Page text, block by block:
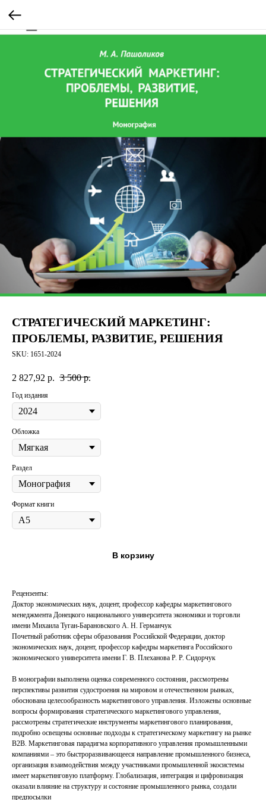
СТРАТЕГИЧЕСКИЙ МАРКЕТИНГ:
ПРОБЛЕМЫ, РАЗВИТИЕ, РЕШЕНИЯ
SKU: 1651-2024
2 827,92 р. 3 500 р.
Год издания
Обложка
Раздел
Формат книги
В корзину
Рецензенты:
Доктор экономических наук, доцент, профессор кафедры маркетингового
менеджмента Донецкого национального университета экономики и торговли
имени Михаила Туган-Барановского А. Н. Германчук
Почетный работник сферы образования Российской Федерации, доктор
экономических наук, доцент, профессор кафедры маркетинга Российского
экономического университета имени Г. В. Плеханова Р. Р. Сидорчук
В монографии выполнена оценка современного состояния, рассмотрены
перспективы развития судостроения на мировом и отечественном рынках,
обоснована целесообразность маркетингового управления. Изложены основные
вопросы формирования стратегического маркетингового управления,
рассмотрены стратегические инструменты маркетингового планирования,
подробно освещены основные подходы к стратегическому маркетингу на рынке
В2В. Маркетинговая парадигма корпоративного управления промышленными
компаниями – это быстроразвивающееся направление промышленного бизнеса,
организация взаимодействия между участниками промышленной экосистемы
имеет маркетинговую платформу. Глобализация, интеграция и цифровизация
оказали влияние на структуру и состояние промышленного рынка, создали
предпосылки